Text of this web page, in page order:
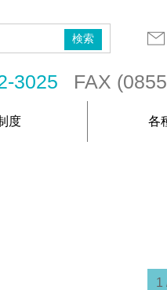
3025 FAX
度 各
1